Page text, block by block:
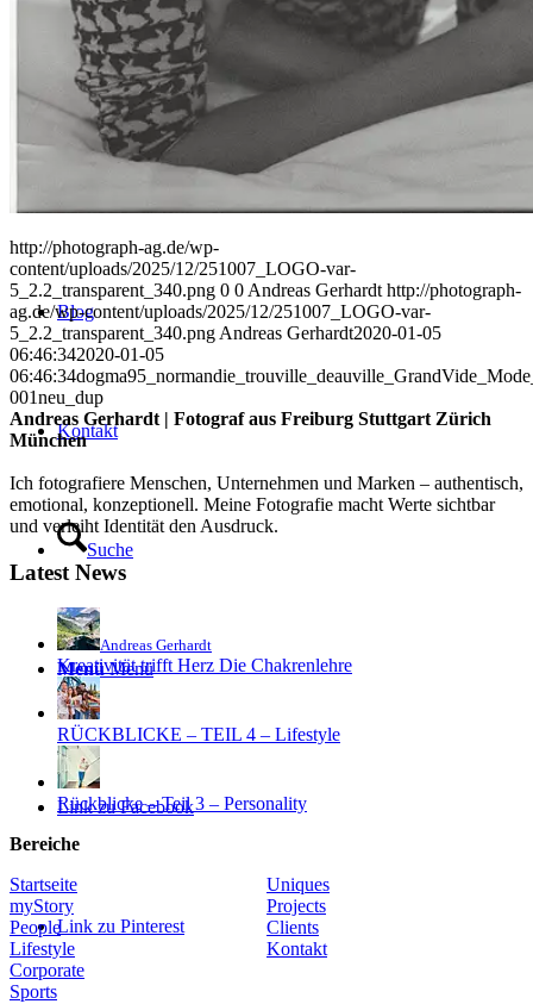
Projects
Blog
Kontakt
Suche
Menü Menü
Link zu Facebook
Link zu Pinterest
http://photograph-ag.de/wp-
content/uploads/2025/12/251007_LOGO-var-
5_2.2_transparent_340.png 0 0 Andreas Gerhardt http://photograph-
ag.de/wp-content/uploads/2025/12/251007_LOGO-var-
5_2.2_transparent_340.png Andreas Gerhardt2020-01-05
06:46:342020-01-05
06:46:34
001neu_dup
Andreas Gerhardt | Fotograf aus Freiburg Stuttgart Zürich
München
Ich fotografiere Menschen, Unternehmen und Marken – authentisch,
emotional, konzeptionell. Meine Fotografie macht Werte sichtbar
und verleiht Identität den Ausdruck.
Latest News
Andreas Gerhardt
Kreativität trifft Herz Die Chakrenlehre
RÜCKBLICKE – TEIL 4 – Lifestyle
Rückblicke – Teil 3 – Personality
Bereiche
Startseite
myStory
People
Lifestyle
Corporate
Sports
Uniques
Projects
Clients
Kontakt